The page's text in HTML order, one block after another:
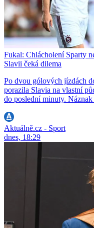
Fukal: Chlácholení Sparty
Slavii čeká dilema
Po dvou gólových jízdách
porazila Slavia na vlastní
do poslední minuty.
Aktuálně.cz - Sport
dnes, 18:29